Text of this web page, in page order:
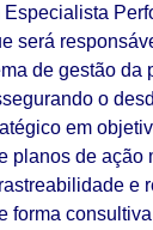
Especialista
será
de gestão da
o
em
planos de ação
e
forma